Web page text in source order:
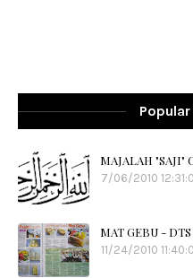
MAJALAH "SAJI"
7/06/2010
MAT GEBU -
11/24/2010